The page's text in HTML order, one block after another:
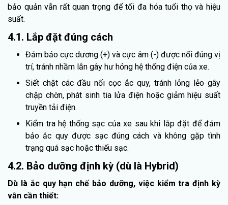
bảo quản vẫn rất quan trọng để tối đa hóa tuổi thọ và hiệu
suất.
4.1. Lắp đặt đúng cách
Đảm bảo cực dương (+) và cực âm (-) được nối đúng vị
trí, tránh nhầm lẫn gây hư hỏng hệ thống điện của xe.
Siết chặt các đầu nối cọc ắc quy, tránh lỏng lẻo gây
chập chờn, phát sinh tia lửa điện hoặc giảm hiệu suất
truyền tải điện.
Kiểm tra hệ thống sạc của xe sau khi lắp đặt để đảm
bảo ắc quy được sạc đúng cách và không gặp tình
trạng quá sạc hoặc thiếu sạc.
4.2. Bảo dưỡng định kỳ (dù là Hybrid)
Dù là ắc quy hạn chế bảo dưỡng, việc kiểm tra định kỳ
vẫn cần thiết: